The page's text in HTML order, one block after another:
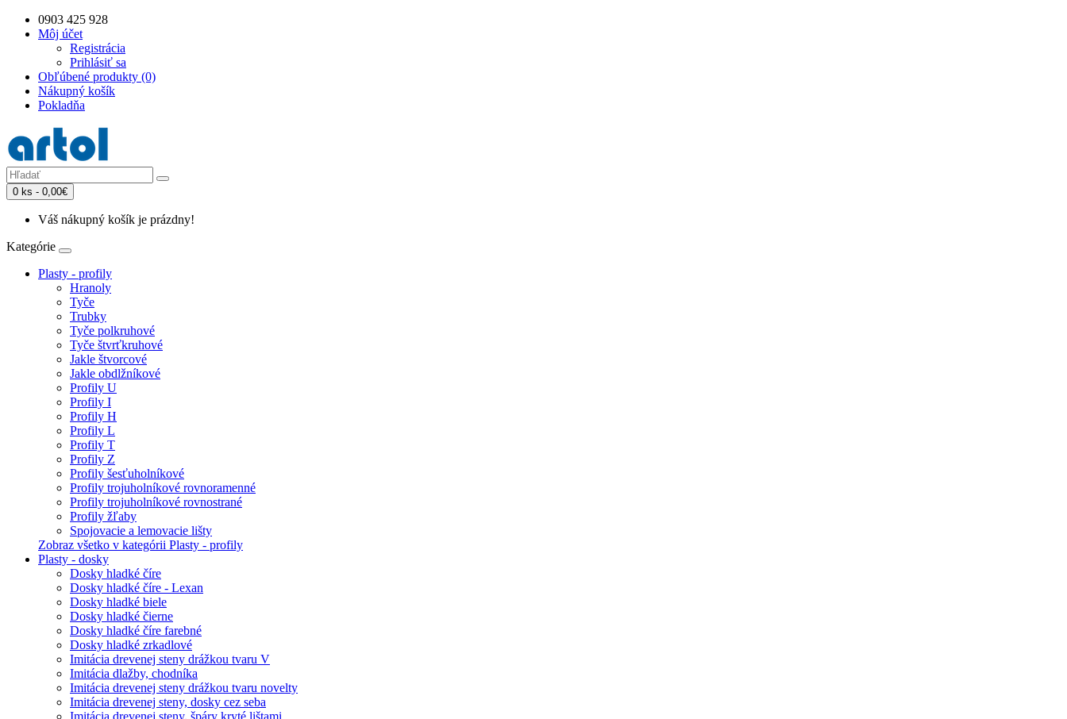
0903 425 928
Môj účet
Registrácia
Prihlásiť sa
Obľúbené produkty (0)
Nákupný košík
Pokladňa
0 ks - 0,00€
Váš nákupný košík je prázdny!
Kategórie
Plasty - profily
Hranoly
Tyče
Trubky
Tyče polkruhové
Tyče štvrťkruhové
Jakle štvorcové
Jakle obdlžníkové
Profily U
Profily I
Profily H
Profily L
Profily T
Profily Z
Profily šesťuholníkové
Profily trojuholníkové rovnoramenné
Profily trojuholníkové rovnostrané
Profily žľaby
Spojovacie a lemovacie lišty
Zobraz všetko v kategórii Plasty - profily
Plasty - dosky
Dosky hladké číre
Dosky hladké číre - Lexan
Dosky hladké biele
Dosky hladké čierne
Dosky hladké číre farebné
Dosky hladké zrkadlové
Imitácia drevenej steny drážkou tvaru V
Imitácia dlažby, chodníka
Imitácia drevenej steny drážkou tvaru novelty
Imitácia drevenej steny, dosky cez seba
Imitácia drevenej steny, špáry kryté lištami